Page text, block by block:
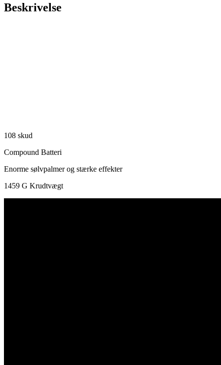
Beskrivelse
108 skud
Compound Batteri
Enorme sølvpalmer og stærke effekter
1459 G Krudtvægt